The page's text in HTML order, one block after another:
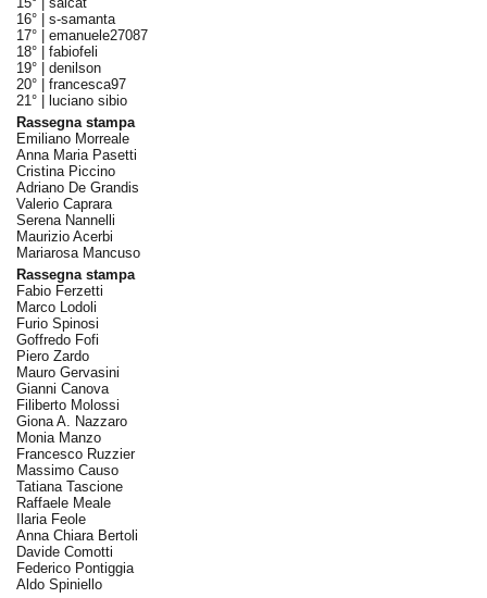
16° | s-samanta
17° | emanuele27087
18° | fabiofeli
19° | denilson
20° | francesca97
21° |
luciano sibio
Rassegna stampa
Emiliano Morreale
Anna Maria Pasetti
Cristina Piccino
Adriano De Grandis
Valerio Caprara
Serena Nannelli
Maurizio Acerbi
Mariarosa Mancuso
Rassegna stampa
Fabio Ferzetti
Marco Lodoli
Furio Spinosi
Goffredo Fofi
Piero Zardo
Mauro Gervasini
Gianni Canova
Filiberto Molossi
Giona A. Nazzaro
Monia Manzo
Francesco Ruzzier
Massimo Causo
Tatiana Tascione
Raffaele Meale
Ilaria Feole
Anna Chiara Bertoli
Davide Comotti
Federico Pontiggia
Aldo Spiniello